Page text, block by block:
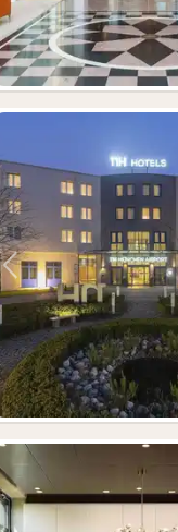
Vorheriges Bild